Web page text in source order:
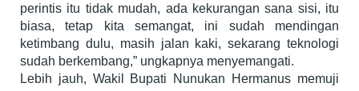
perintis itu tidak mudah, ada kekurangan sana sisi, itu
biasa, tetap kita semangat, ini sudah mendingan
ketimbang dulu, masih jalan kaki, sekarang teknologi
sudah berkembang,” ungkapnya menyemangati.
Lebih jauh, Wakil Bupati Nunukan Hermanus memuji